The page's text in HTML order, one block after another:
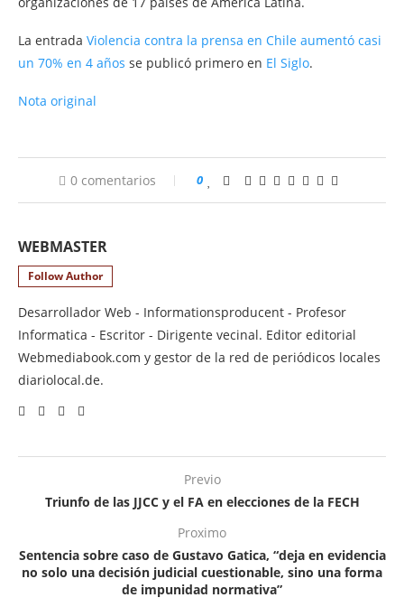
La entrada Violencia contra la prensa en Chile aumentó casi
un 70% en 4 años se publicó primero en El Siglo.
Nota original
0 comentarios 0
WEBMASTER
Follow Author
Desarrollador Web - Informationsproducent - Profesor
Informatica - Escritor - Dirigente vecinal. Editor editorial
Webmediabook.com y gestor de la red de periódicos locales
diariolocal.de.
Previo
Triunfo de las JJCC y el FA en elecciones de la FECH
Proximo
Sentencia sobre caso de Gustavo Gatica, “deja en evidencia
no solo una decisión judicial cuestionable, sino una forma
de impunidad normativa”